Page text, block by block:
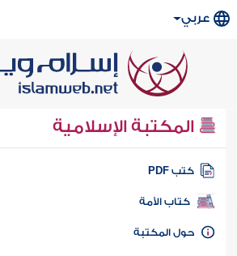
عربي
المكتبة الإسلامية
كتب PDF
كتاب الأمة